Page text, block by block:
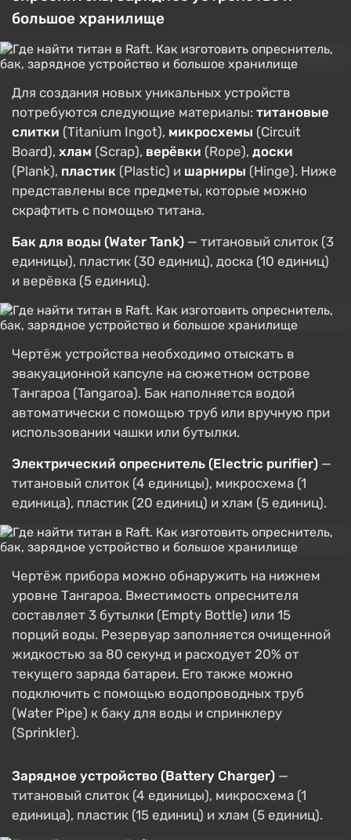
большое хранилище
Для создания новых уникальных устройств
потребуются следующие материалы: титановые
слитки (Titanium Ingot), микросхемы (Circuit
Board), хлам (Scrap), верёвки (Rope), доски
(Plank), пластик (Plastic) и шарниры (Hinge). Ниже
представлены все предметы, которые можно
скрафтить с помощью титана.
Бак для воды (Water Tank) — титановый слиток (3
единицы), пластик (30 единиц), доска (10 единиц)
и верёвка (5 единиц).
Чертёж устройства необходимо отыскать в
эвакуационной капсуле на сюжетном острове
Тангароа (Tangaroa). Бак наполняется водой
автоматически с помощью труб или вручную при
использовании чашки или бутылки.
Электрический опреснитель (Electric purifier) —
титановый слиток (4 единицы), микросхема (1
единица), пластик (20 единиц) и хлам (5 единиц).
Чертёж прибора можно обнаружить на нижнем
уровне Тангароа. Вместимость опреснителя
составляет 3 бутылки (Empty Bottle) или 15
порций воды. Резервуар заполняется очищенной
жидкостью за 80 секунд и расходует 20% от
текущего заряда батареи. Его также можно
подключить с помощью водопроводных труб
(Water Pipe) к баку для воды и спринклеру
(Sprinkler).
Зарядное устройство (Battery Charger) —
титановый слиток (4 единицы), микросхема (1
единица), пластик (15 единиц) и хлам (5 единиц).